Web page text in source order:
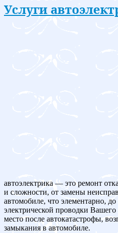
Услуги
автоэлектрика — это ремонт
и сложности, от замены
автомобиле, что элементарно,
электрической проводки
место после автокатастрофы,
замыкания в автомобиле.